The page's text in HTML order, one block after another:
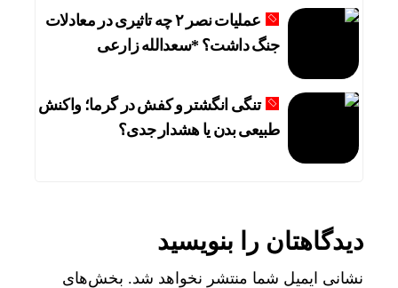
عملیات نصر ۲ چه تاثیری در معادلات
جنگ داشت؟ *سعدالله زارعی
تنگی انگشتر و کفش در گرما؛ واکنش
طبیعی بدن یا هشدار جدی؟
دیدگاهتان را بنویسید
نشانی ایمیل شما منتشر نخواهد شد. بخش‌های